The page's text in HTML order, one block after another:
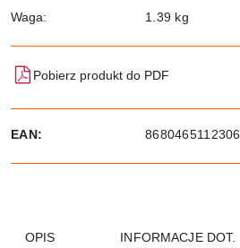
Waga: 1.39 kg
Pobierz produkt do PDF
EAN: 8680465112306
OPIS
INFORMACJE DOT.